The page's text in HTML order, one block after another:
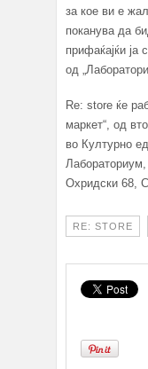
за кое ви е
поканува да
прифаќајќи ја
од
Re: store ќе
маркет“, од
во Културно
Охридски 68,
RE: STORE